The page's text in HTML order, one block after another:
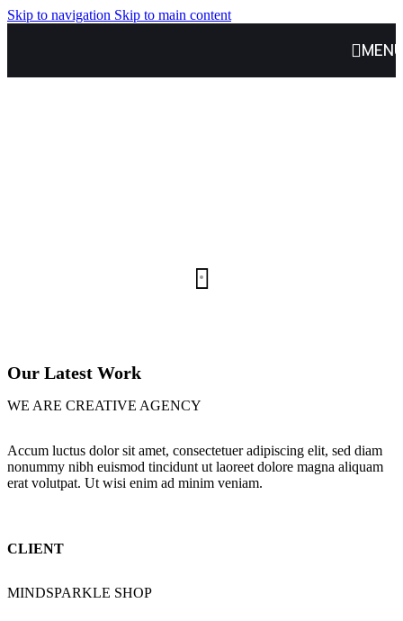
Skip to navigation Skip to main content
Our Latest Work
WE ARE CREATIVE AGENCY
Accum luctus dolor sit amet, consectetuer adipiscing elit, sed diam
nonummy nibh euismod tincidunt ut laoreet dolore magna aliquam
erat volutpat. Ut wisi enim ad minim veniam.
CLIENT
MINDSPARKLE SHOP